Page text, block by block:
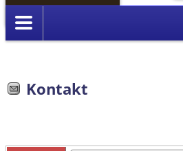
Anmelden
Kontakt